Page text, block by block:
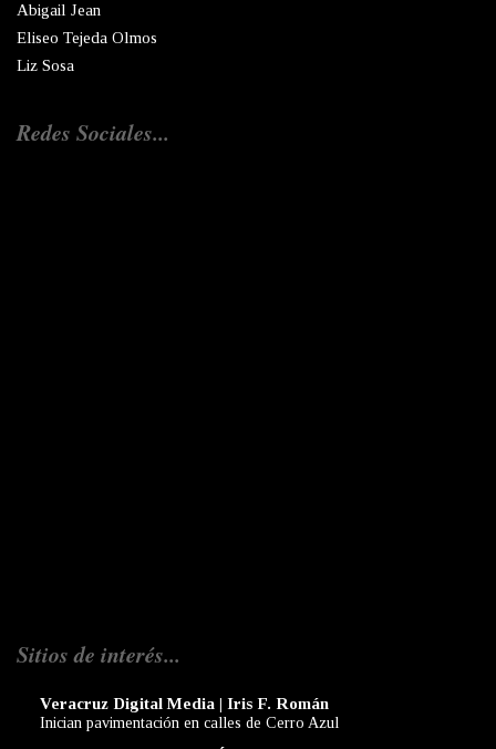
Abigail Jean
Eliseo Tejeda Olmos
Liz Sosa
Redes Sociales...
Sitios de interés...
Veracruz Digital Media | Iris F. Román
Inician pavimentación en calles de Cerro Azul